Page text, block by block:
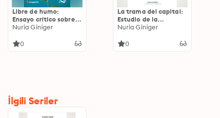
Libre de humo:
Ensayo crítico sobre
desarrollo, ambiente
Nuria Giniger
0
La trama del capital:
Estudio de la
hegemonía
Argentina
Nuria Giniger
0
İlgili Seriler